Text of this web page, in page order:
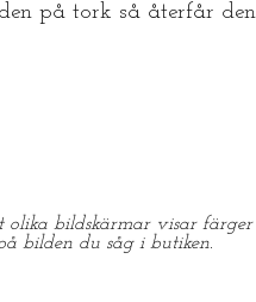
på tork så återfår
bildskärmar visar färger
bilden du såg i butiken.